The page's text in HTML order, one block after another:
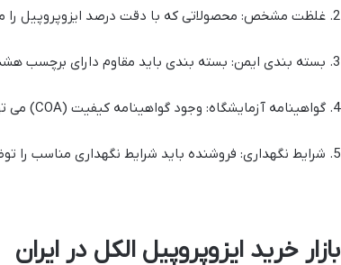
2. غلظت مشخص: محصولاتی که با دقت درصد ایزوپروپیل را مشخص کرده اند ترجیح داده می شوند.
3. بسته بندی ایمن: بسته بندی باید مقاوم دارای برچسب هشدار تاریخ انقضاء و راهنمای استفاده باشد.
4. گواهینامه آزمایشگاه: وجود گواهینامه کیفیت (COA) می تواند تضمینی برای اصالت ماده باشد.
5. شرایط نگهداری: فروشنده باید شرایط نگهداری مناسب را توضیح داده و به آن متعهد باشد.
بازار خرید ایزوپروپیل الکل در ایران